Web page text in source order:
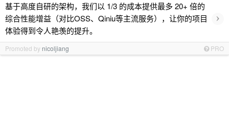
基于高度自研的架构，我们以 1/3 的成本提供最多 20+ 倍的
综合性能增益（对比OSS、Qiniu等主流服务），让你的项目
体验得到令人艳羡的提升。
›
Promoted by nicoljiang PRO